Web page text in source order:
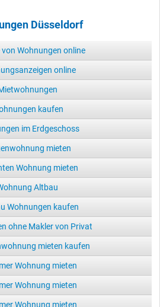
Düsseldorf
Wohnungen online
online
kaufen
im Erdgeschoss
mieten
Wohnung mieten
Altbau
Wohnungen kaufen
ohne Makler von Privat
mieten kaufen
Wohnung mieten
Wohnung mieten
Wohnung mieten